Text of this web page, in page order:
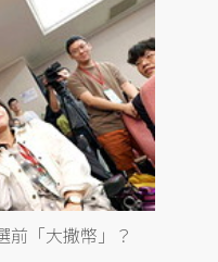
前「大撒幣」？